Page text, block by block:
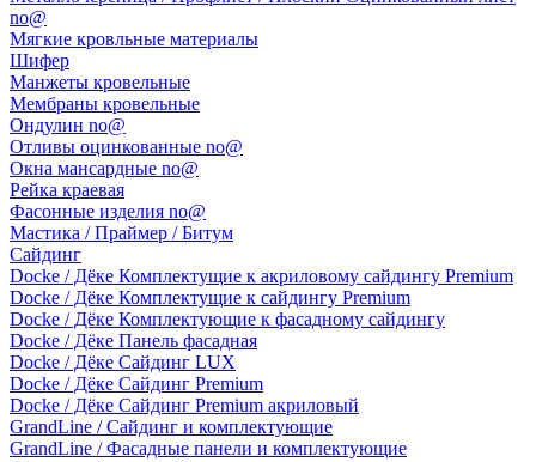
no@
Мягкие кровльные материалы
Шифер
Манжеты кровельные
Мембраны кровельные
Ондулин no@
Отливы оцинкованные no@
Окна мансардные no@
Рейка краевая
Фасонные изделия no@
Мастика / Праймер / Битум
Сайдинг
Docke / Дёке Комплектущие к акриловому сайдингу Premium
Docke / Дёке Комплектущие к сайдингу Premium
Docke / Дёке Комплектующие к фасадному сайдингу
Docke / Дёке Панель фасадная
Docke / Дёке Сайдинг LUX
Docke / Дёке Сайдинг Premium
Docke / Дёке Сайдинг Premium акриловый
GrandLine / Сайдинг и комплектующие
GrandLine / Фасадные панели и комплектующие